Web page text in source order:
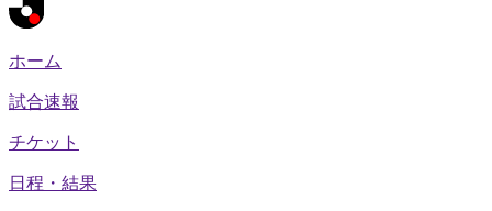
ホーム
試合速報
チケット
日程・結果